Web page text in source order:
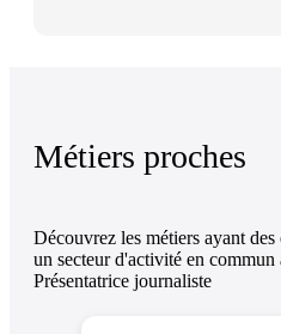
Métiers proches
Découvrez les métiers ayant
un secteur d'activité en commun
Présentatrice journaliste